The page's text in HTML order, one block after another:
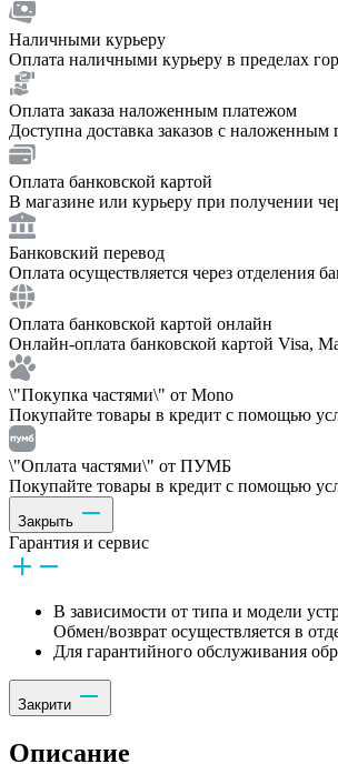
Наличными курьеру
Оплата наличными курьеру в пределах
Оплата заказа наложенным платежом
Доступна доставка заказов с
Оплата банковской картой
В магазине или курьеру при получении
Банковский перевод
Оплата осуществляется через отделения
Оплата банковской картой онлайн
Онлайн-оплата банковской картой Visa,
\"Покупка частями\" от Mono
Покупайте товары в кредит с помощью
\"Оплата частями\" от ПУМБ
Покупайте товары в кредит с помощью
Закрыть
Гарантия и сервис
В зависимости от типа и модели
Обмен/возврат осуществляется в
Для гарантийного обслуживания
Закрити
Описание